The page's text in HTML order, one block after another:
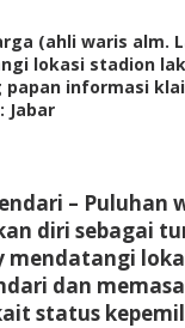
(ahli waris alm.
lokasi stadion
papan informasi
Jabar
– Puluhan
diri sebagai
mendatangi
dan
status